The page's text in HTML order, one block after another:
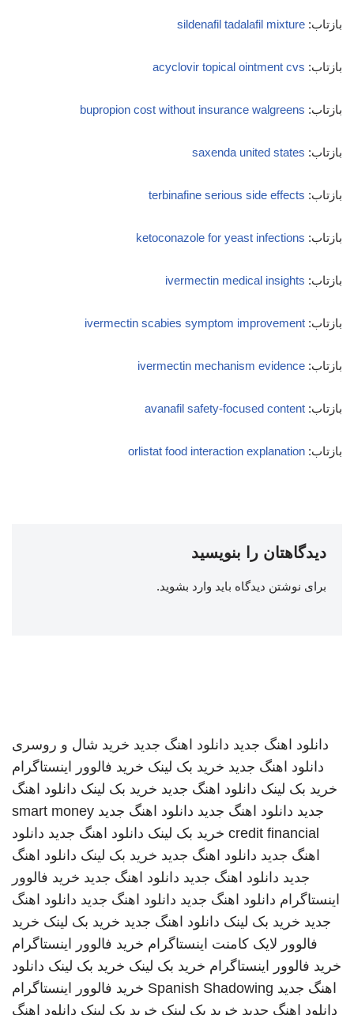
بازتاب: sildenafil tadalafil mixture
بازتاب: acyclovir topical ointment cvs
بازتاب: bupropion cost without insurance walgreens
بازتاب: saxenda united states
بازتاب: terbinafine serious side effects
بازتاب: ketoconazole for yeast infections
بازتاب: ivermectin medical insights
بازتاب: ivermectin scabies symptom improvement
بازتاب: ivermectin mechanism evidence
بازتاب: avanafil safety‑focused content
بازتاب: orlistat food interaction explanation
دیدگاهتان را بنویسید
برای نوشتن دیدگاه باید وارد بشوید.
دانلود اهنگ جدید دانلود اهنگ جدید خرید شال و روسری
دانلود اهنگ جدید خرید بک لینک خرید فالوور اینستاگرام
خرید بک لینک دانلود اهنگ جدید خرید بک لینک دانلود اهنگ
جدید دانلود اهنگ جدید دانلود اهنگ جدید smart money
credit financial خرید بک لینک دانلود اهنگ جدید دانلود
اهنگ جدید دانلود اهنگ جدید خرید بک لینک دانلود اهنگ
جدید دانلود اهنگ جدید دانلود اهنگ جدید خرید فالوور
اینستاگرام دانلود اهنگ جدید دانلود اهنگ جدید دانلود اهنگ
جدید خرید بک لینک دانلود اهنگ جدید خرید بک لینک خرید
فالوور لایک کامنت اینستاگرام خرید فالوور اینستاگرام
خرید فالوور اینستاگرام خرید بک لینک خرید بک لینک دانلود
اهنگ جدید Spanish Shadowing خرید فالوور اینستاگرام
دانلود اهنگ جدید خرید بک لینک خرید بک لینک دانلود اهنگ